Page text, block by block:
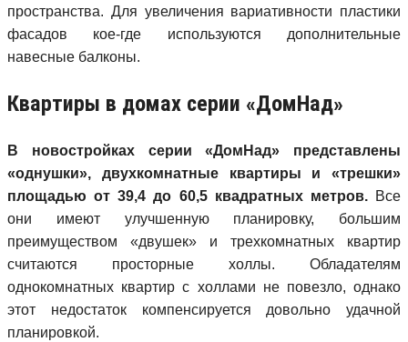
пространства. Для увеличения вариативности пластики
фасадов кое-где используются дополнительные
навесные балконы.
Квартиры в домах серии «ДомНад»
В новостройках серии «ДомНад» представлены
«однушки», двухкомнатные квартиры и «трешки»
площадью от 39,4 до 60,5 квадратных метров. Все
они имеют улучшенную планировку, большим
преимуществом «двушек» и трехкомнатных квартир
считаются просторные холлы. Обладателям
однокомнатных квартир с холлами не повезло, однако
этот недостаток компенсируется довольно удачной
планировкой.